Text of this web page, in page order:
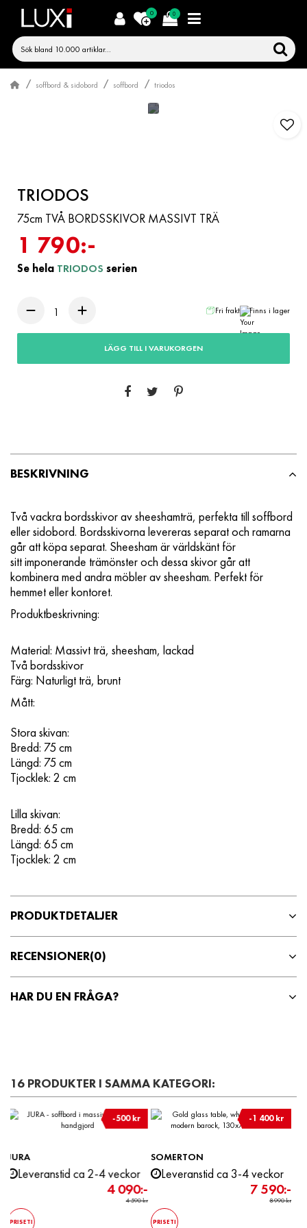
0 0
soffbord & sidobord soffbord triodos
TRIODOS
75cm TVÅ BORDSSKIVOR MASSIVT TRÄ
1 790:-
Se hela TRIODOS serien
Fri frakt Finns i lager
LÄGG TILL I VARUKORGEN
BESKRIVNING
Två vackra bordsskivor av sheeshamträ, perfekta till soffbord
eller sidobord. Bordsskivorna levereras separat och ramarna
går att köpa separat. Sheesham är världskänt för
sitt imponerande trämönster och dessa skivor går att
kombinera med andra möbler av sheesham. Perfekt för
hemmet eller kontoret.
Produktbeskrivning:
Material: Massivt trä, sheesham, lackad
Två bordsskivor
Färg: Naturligt trä, brunt
Mått:
Stora skivan:
Bredd: 75 cm
Längd: 75 cm
Tjocklek: 2 cm
Lilla skivan:
Bredd: 65 cm
Längd: 65 cm
Tjocklek: 2 cm
PRODUKTDETALJER
RECENSIONER(0)
HAR DU EN FRÅGA?
16 PRODUKTER I SAMMA KATEGORI:
-1 400 kr
Leveranstid ca 3-4 veckor
7 590:-
8 990 kr
-400 kr